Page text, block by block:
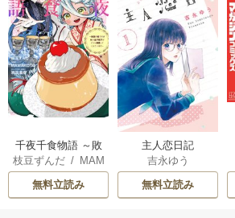
千夜千食物語 ～敗
国の姫ですが氷の
皇子殿下がどうも
溺愛してくれてい
枝豆ずんだ/ MAM
AKOTO / 鴉羽凛燈
無料立読み
主人恋日記
吉永ゆう
無料立読み